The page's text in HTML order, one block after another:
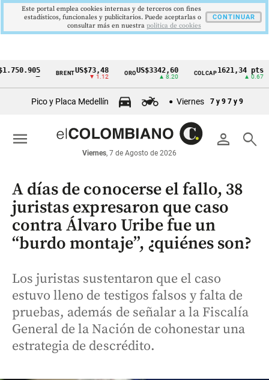
Cintillo
económicos
Colombia
BRENT US$73,48
▼ 1.12
ORO US$3342,60 COLCAP1621,34 pts
Pico y Placa Medellín Viernes 7 y 9 7 y 9
person search
Viernes, 7 de Agosto de 2026
menu
A días de conocerse el fallo, 38
juristas expresaron que caso
contra Álvaro Uribe fue un
“burdo montaje”, ¿quiénes son?
Los juristas sustentaron que el caso
estuvo lleno de testigos falsos y falta de
pruebas, además de señalar a la Fiscalía
General de la Nación de cohonestar una
estrategia de descrédito.
Este portal emplea cookies internas y de terceros con fines
estadísticos, funcionales y publicitarios. Puede aceptarlas o
consultar más en nuestra politica de cookies
CONTINUAR